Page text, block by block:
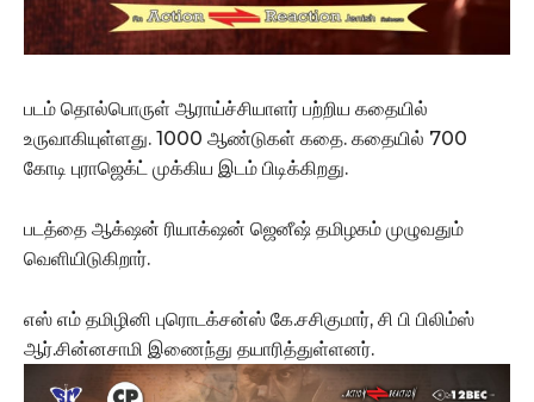
படம் தொல்பொருள் ஆராய்ச்சியாளர் பற்றிய கதையில்
உருவாகியுள்ளது. 1000 ஆண்டுகள் கதை. கதையில் 700
கோடி புராஜெக்ட் முக்கிய இடம் பிடிக்கிறது.
படத்தை ஆக்‌ஷன் ரியாக்‌ஷன் ஜெனீஷ் தமிழகம் முழுவதும்
வெளியிடுகிறார்.
எஸ் எம் தமிழினி புரொடக்சன்ஸ் கே.சசிகுமார், சி பி பிலிம்ஸ்
ஆர்.சின்னசாமி இணைந்து தயாரித்துள்ளனர்.